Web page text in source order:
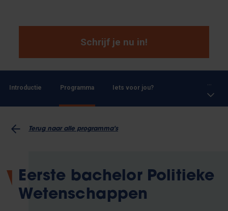
Schrijf je nu in!
Introductie Programma Iets voor jou?
Terug naar alle programma's
Eerste bachelor Politieke
Wetenschappen